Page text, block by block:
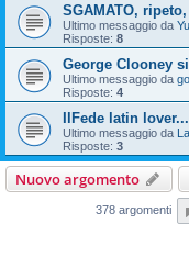
SGAMATO,
Ultimo messaggio da
Risposte: 8
George Clooney
Ultimo messaggio da
Risposte: 4
IlFede latin lover...
Ultimo messaggio da
Risposte: 3
Nuovo argomento
378 argomenti